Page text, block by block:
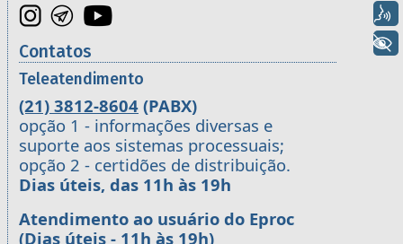
Contatos
Teleatendimento
(21) 3812-8604 (PABX)
opção 1 - informações diversas e
suporte aos sistemas processuais;
opção 2 - certidões de distribuição.
Dias úteis, das 11h às 19h
Atendimento ao usuário do Eproc
(Dias úteis - 11h às 19h)